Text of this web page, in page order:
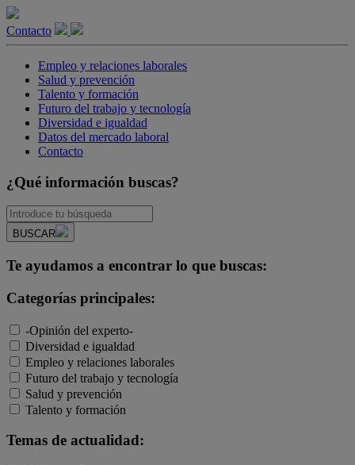
Contacto
Empleo y relaciones laborales
Salud y prevención
Talento y formación
Futuro del trabajo y tecnología
Diversidad e igualdad
Datos del mercado laboral
Contacto
¿Qué información buscas?
BUSCAR
Te ayudamos a encontrar lo que buscas:
Categorías principales:
-Opinión del experto-
Diversidad e igualdad
Empleo y relaciones laborales
Futuro del trabajo y tecnología
Salud y prevención
Talento y formación
Temas de actualidad: